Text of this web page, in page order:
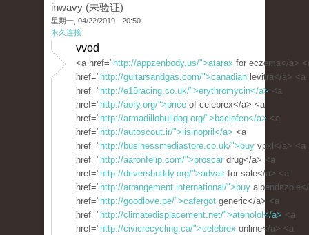
inwavy (未验证)
星期一, 04/22/2019 - 20:50
永久连接
vvod
<a href=" http://appzenbody.us/">atarax for eczema</a>
href=" http://guitarsandgas.com/">canadian levitra</a> <a
href=" http://e15racing.co.uk/">erythromycin</a> <a
href=" http://aory.org/">price of celebrex</a> <a
href=" http://armadillobulldog.org/">baclofen</a> <a
href=" http://autoscout.ir/">lisinopril</a> <a
href=" http://businessmediastore.co.uk/">buy vpxl</a> <a
href=" http://aaronfelip.com/">proscar drug</a> <a
href=" http://driversbuddy.org/">advair for sale</a> <a
href=" http://arrangement.international/">buy
href=" http://goodlove.pe/">cafergot generic</a> <a
href=" http://climatedisplacement.net/">atenolol</a> <a
href=" http://civicrecycling.ca/">celebrex online</a> <a